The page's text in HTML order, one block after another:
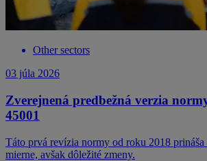
Other sectors
03 júla 2026
Zverejnená predbežná verzia
45001
Táto prvá revízia normy od roku 2018
mierne, avšak dôležité zmeny.